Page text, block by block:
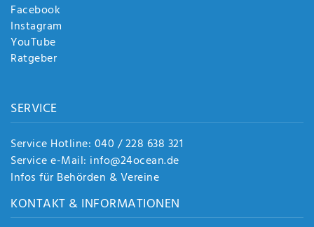
Facebook
Instagram
YouTube
Ratgeber
SERVICE
Service Hotline: 040 / 228 638 321
Service e-Mail: info@24ocean.de
Infos für Behörden & Vereine
KONTAKT & INFORMATIONEN